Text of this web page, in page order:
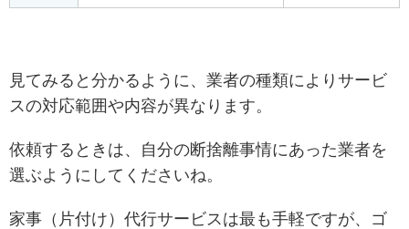
見てみると分かるように、業者の種類によりサービ
スの対応範囲や内容が異なります。
依頼するときは、自分の断捨離事情にあった業者を
選ぶようにしてくださいね。
家事（片付け）代行サービスは最も手軽ですが、ゴ